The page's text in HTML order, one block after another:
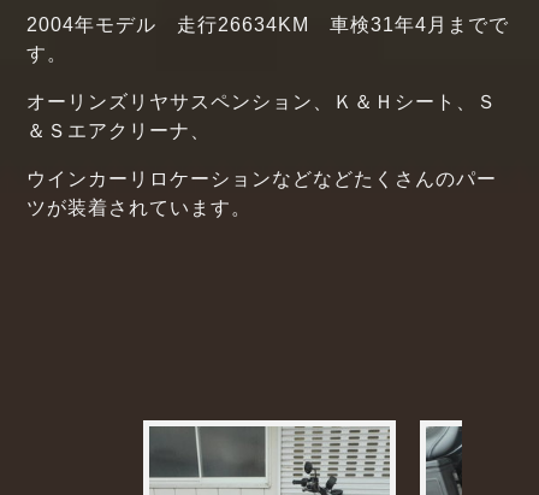
2004年モデル 走行26634KM 車検31年4月までで
す。
オーリンズリヤサスペンション、Ｋ＆Ｈシート、Ｓ
＆Ｓエアクリーナ、
ウインカーリロケーションなどなどたくさんのパー
ツが装着されています。